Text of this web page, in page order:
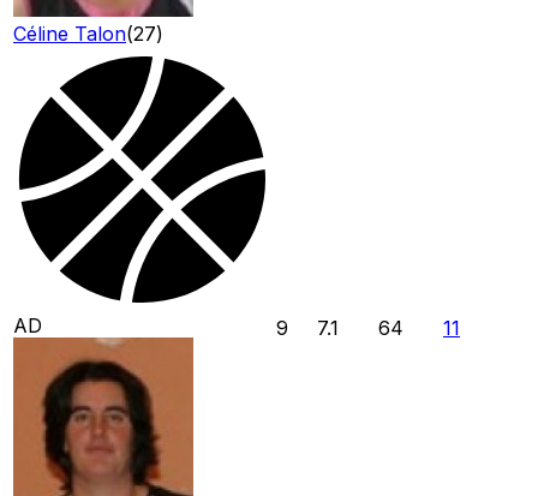
Céline Talon(27)
AD 9 7.1 64 11